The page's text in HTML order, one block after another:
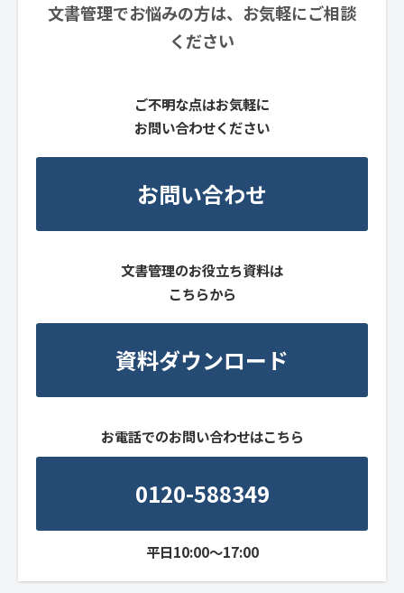
文書管理でお悩みの方は、お気軽にご相談
ください
ご不明な点はお気軽に
お問い合わせください
お問い合わせ
文書管理のお役立ち資料は
こちらから
資料ダウンロード
お電話でのお問い合わせはこちら
0120-588349
平日10:00～17:00